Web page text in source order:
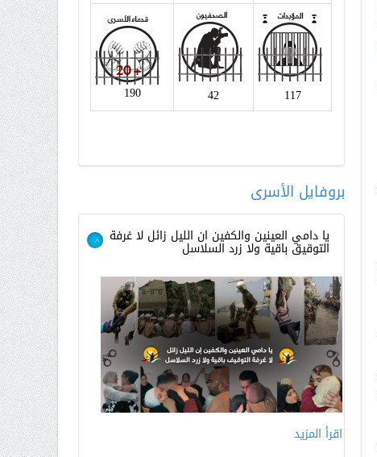
117
42
190
بروفايل الأسرى
يا دامي العينين والكفين ان الليل زائل لا غرفة
التوقيق باقية ولا زرد السلاسل >
اقرأ المزيد